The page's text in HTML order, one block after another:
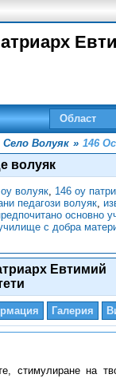
Област
Село Волуяк » 146
волуяк
волуяк, 146 оу
педагози волуяк,
основно
с добра
Евтимий
Галерия
стимулиране на